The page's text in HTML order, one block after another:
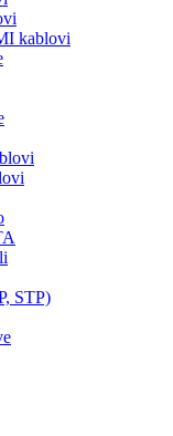
kablovi
STP)